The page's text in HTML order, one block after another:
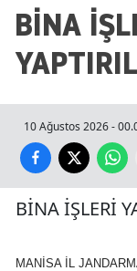
BİNA
10 Ağustos 2026 -
BİNA İŞLERİ
MANİSA İL